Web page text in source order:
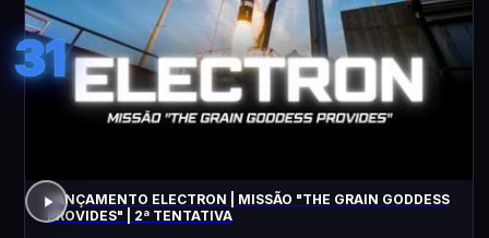
31
LANÇAMENTO ELECTRON | MISSÃO "THE GRAIN GODDESS
PROVIDES" | 2ª TENTATIVA